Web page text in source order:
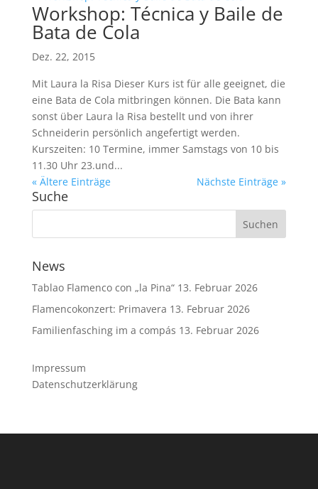
Workshop: Técnica y Baile de
Bata de Cola
Dez. 22, 2015
Mit Laura la Risa Dieser Kurs ist für alle geeignet, die
eine Bata de Cola mitbringen können. Die Bata kann
sonst über Laura la Risa bestellt und von ihrer
Schneiderin persönlich angefertigt werden.
Kurszeiten: 10 Termine, immer Samstags von 10 bis
11.30 Uhr 23.und...
« Ältere Einträge
Nächste Einträge »
Suche
News
Tablao Flamenco con „la Pina“ 13. Februar 2026
Flamencokonzert: Primavera 13. Februar 2026
Familienfasching im a compás 13. Februar 2026
Impressum
Datenschutzerklärung